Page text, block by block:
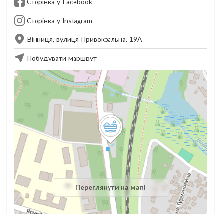
Сторінка у Instagram
Вінниця, вулиця Привокзальна, 19А
Побудувати маршрут
Переглянути на мапі